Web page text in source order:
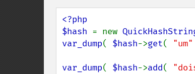
<?php
$hash = new
var_dump( $hash->get( "um"
var_dump( $hash->add(